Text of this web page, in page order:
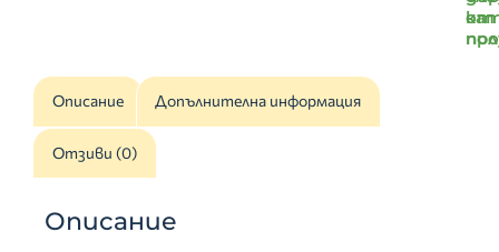
от
Описание Допълнителна информация
Отзиви (0)
Описание